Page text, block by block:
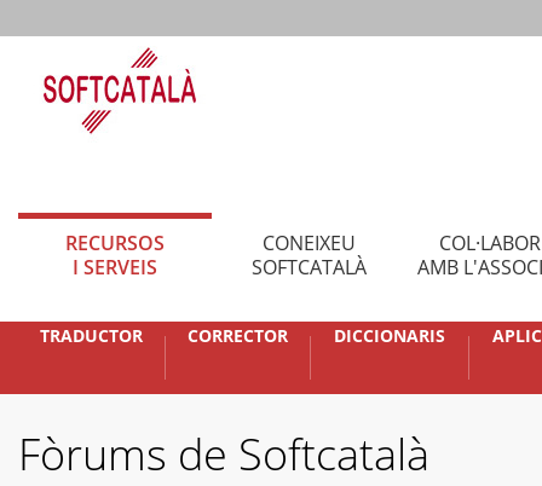
RECURSOS
I SERVEIS
CONEIXEU
SOFTCATALÀ
AMB
TRADUCTOR CORRECTOR DICCIONARIS
Fòrums de Softcatalà